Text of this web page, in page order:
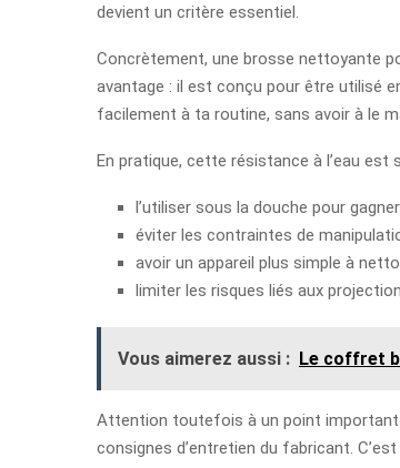
devient un critère essentiel.
Concrètement, une brosse nettoyante
avantage : il est conçu pour être utilisé
facilement à ta routine, sans avoir à le
En pratique, cette résistance à l’eau est
l’utiliser sous la douche pour
éviter les contraintes de
avoir un appareil plus simple à
limiter les risques liés aux
Vous aimerez aussi : Le coffret
Attention toutefois à un point important :
consignes d’entretien du fabricant.